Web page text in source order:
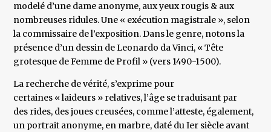
modelé d’une dame anonyme, aux yeux rougis & aux
nombreuses ridules. Une « exécution magistrale », selon
la commissaire de l’exposition. Dans le genre, notons la
présence d’un dessin de Leonardo da Vinci, « Tête
grotesque de Femme de Profil » (vers 1490-1500).
La recherche de vérité, s’exprime pour
certaines « laideurs » relatives, l’âge se traduisant par
des rides, des joues creusées, comme l’atteste, également,
un portrait anonyme, en marbre, daté du Ier siècle avant